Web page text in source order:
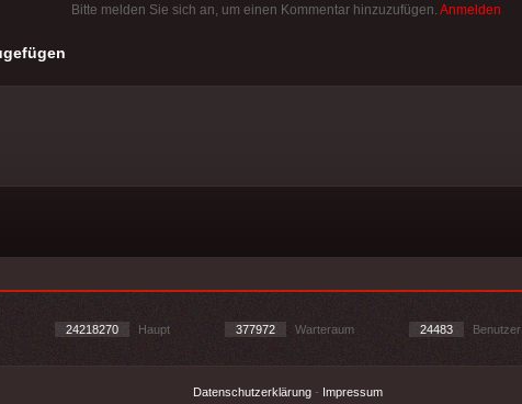
Bitte melden Sie sich an, um einen Kommentar hinzuzufügen. Anmelden
24218270 Haupt 377972 Warteraum 24483 Benutzer
Datenschutzerklärung- Impressum